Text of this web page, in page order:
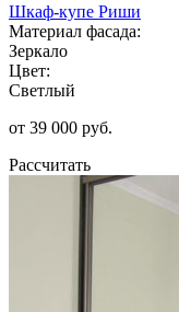
Шкаф-купе Риши
Материал фасада:
Зеркало
Цвет:
Светлый
от 39 000 руб.
Рассчитать